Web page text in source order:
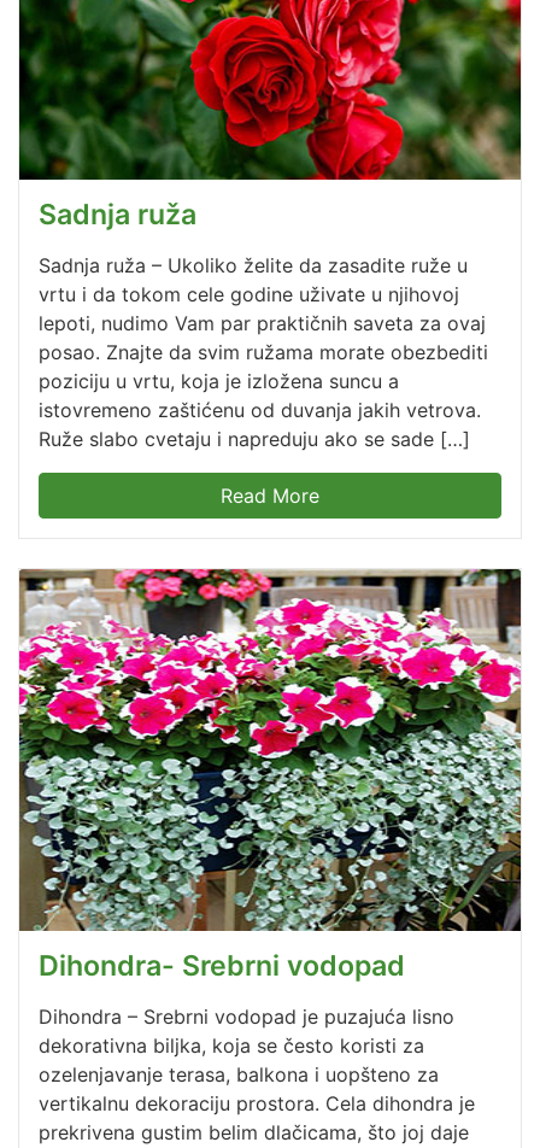
Sadnja ruža
Sadnja ruža – Ukoliko želite da zasadite ruže u
vrtu i da tokom cele godine uživate u njihovoj
lepoti, nudimo Vam par praktičnih saveta za ovaj
posao. Znajte da svim ružama morate obezbediti
poziciju u vrtu, koja je izložena suncu a
istovremeno zaštićenu od duvanja jakih vetrova.
Ruže slabo cvetaju i napreduju ako se sade […]
Read More
Dihondra- Srebrni vodopad
Dihondra – Srebrni vodopad je puzajuća lisno
dekorativna biljka, koja se često koristi za
ozelenjavanje terasa, balkona i uopšteno za
vertikalnu dekoraciju prostora. Cela dihondra je
prekrivena gustim belim dlačicama, što joj daje